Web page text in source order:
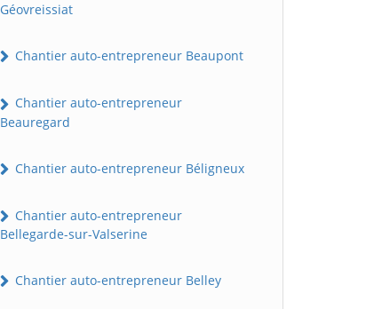
Géovreissiat
Chantier auto-entrepreneur Beaupont
Chantier auto-entrepreneur
Beauregard
Chantier auto-entrepreneur Béligneux
Chantier auto-entrepreneur
Bellegarde-sur-Valserine
Chantier auto-entrepreneur Belley